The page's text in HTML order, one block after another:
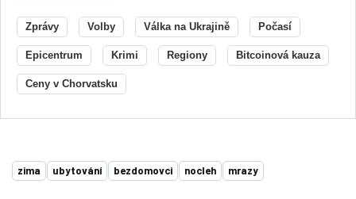
Zprávy Volby Válka na Ukrajině Počasí
Epicentrum Krimi Regiony Bitcoinová kauza
Ceny v Chorvatsku
zima ubytování bezdomovci nocleh mrazy